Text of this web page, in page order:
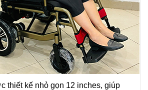
thiết kế nhỏ gọn 12 inches, giúp